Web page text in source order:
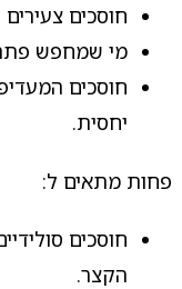
חוסכים צעירים בני 50 ומטה עם אופק
מי שמחפש
חוסכים
יחסית.
פחות מתאים ל:
חוסכים
הקצר.